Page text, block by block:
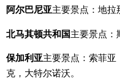
阿尔巴尼亚主要景点：地拉
北马其顿共和国主要景点：
保加利亚主要景点：索菲亚
克，大特尔诺沃。